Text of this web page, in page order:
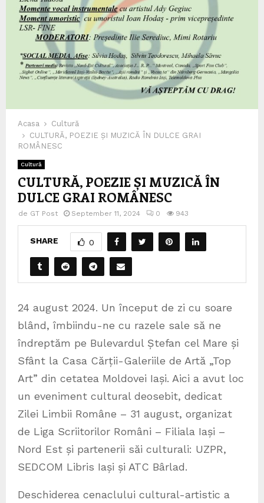
Acasa
Cultură
CULTURĂ, POEZIE ȘI MUZICĂ ÎN DULCE GRAI
ROMÂNESC
Cultură
CULTURĂ, POEZIE ȘI MUZICĂ ÎN
DULCE GRAI ROMÂNESC
de GT Post September 11, 2024 0 943
SHARE 0
24 august 2024. Un început de zi cu soare
blând, îmbiindu-ne cu razele sale să ne
îndreptăm pe Bulevardul Ștefan cel Mare și
Sfânt la Casa Cărții-Galeriile de Artă „Top
Art” din cetatea Moldovei Iași. Aici a avut loc
un eveniment cultural deosebit, dedicat
Zilei Limbii Române – 31 august, organizat
de Liga Scriitorilor Români – Filiala Iași –
Nord Est și partenerii săi culturali: UZPR,
SEDCOM Libris Iași și ATC Bârlad.
Deschiderea cenaclului cultural-artistic a